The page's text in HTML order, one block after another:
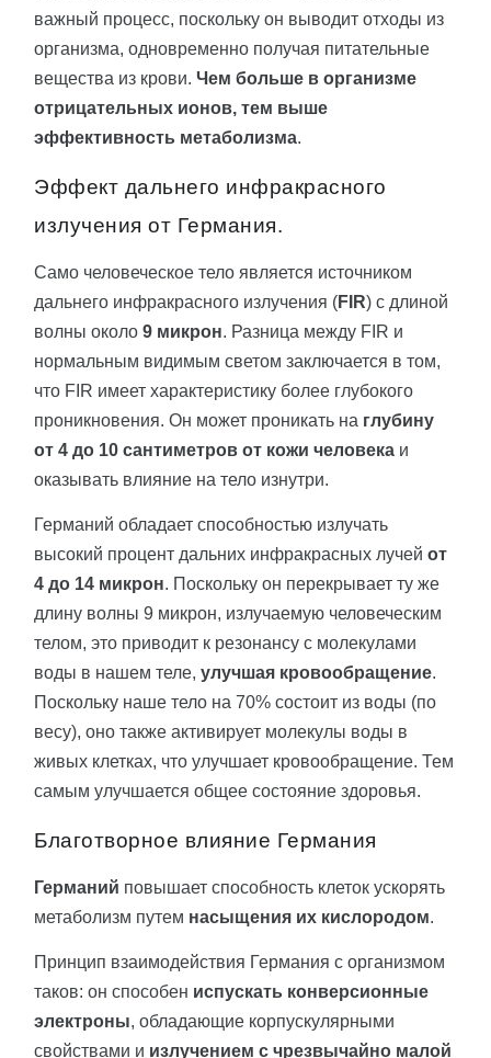
важный процесс, поскольку он выводит отходы из
организма, одновременно получая питательные
вещества из крови. Чем больше в организме
отрицательных ионов, тем выше
эффективность метаболизма.
Эффект дальнего инфракрасного
излучения от Германия.
Само человеческое тело является источником
дальнего инфракрасного излучения (FIR) с длиной
волны около 9 микрон. Разница между FIR и
нормальным видимым светом заключается в том,
что FIR имеет характеристику более глубокого
проникновения. Он может проникать на глубину
от 4 до 10 сантиметров от кожи человека и
оказывать влияние на тело изнутри.
Германий обладает способностью излучать
высокий процент дальних инфракрасных лучей от
4 до 14 микрон. Поскольку он перекрывает ту же
длину волны 9 микрон, излучаемую человеческим
телом, это приводит к резонансу с молекулами
воды в нашем теле, улучшая кровообращение.
Поскольку наше тело на 70% состоит из воды (по
весу), оно также активирует молекулы воды в
живых клетках, что улучшает кровообращение. Тем
самым улучшается общее состояние здоровья.
Благотворное влияние Германия
Германий повышает способность клеток ускорять
метаболизм путем насыщения их кислородом.
Принцип взаимодействия Германия с организмом
таков: он способен испускать конверсионные
электроны, обладающие корпускулярными
свойствами и излучением с чрезвычайно малой